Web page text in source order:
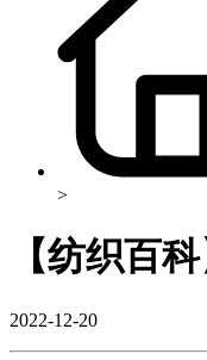
>
【纺织百
2022-12-20